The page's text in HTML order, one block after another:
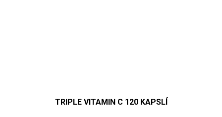
TRIPLE VITAMIN C 120 KAPSLÍ